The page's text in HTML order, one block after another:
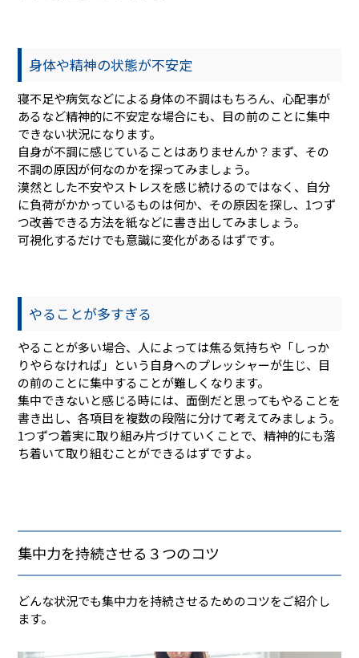
身体や精神の状態が不安定
寝不足や病気などによる身体の不調はもちろん、心配事が
あるなど精神的に不安定な場合にも、目の前のことに集中
できない状況になります。
自身が不調に感じていることはありませんか？まず、その
不調の原因が何なのかを探ってみましょう。
漠然とした不安やストレスを感じ続けるのではなく、自分
に負荷がかかっているものは何か、その原因を探し、1つず
つ改善できる方法を紙などに書き出してみましょう。
可視化するだけでも意識に変化があるはずです。
やることが多すぎる
やることが多い場合、人によっては焦る気持ちや「しっか
りやらなければ」という自身へのプレッシャーが生じ、目
の前のことに集中することが難しくなります。
集中できないと感じる時には、面倒だと思ってもやることを
書き出し、各項目を複数の段階に分けて考えてみましょう。
1つずつ着実に取り組み片づけていくことで、精神的にも落
ち着いて取り組むことができるはずですよ。
集中力を持続させる３つのコツ
どんな状況でも集中力を持続させるためのコツをご紹介し
ます。